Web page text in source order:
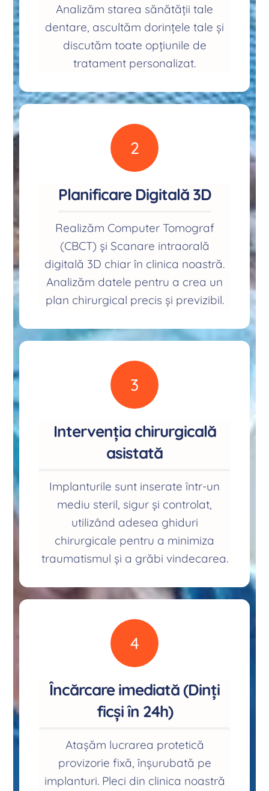
Analizăm starea sănătății tale
dentare, ascultăm dorințele tale și
discutăm toate opțiunile de
tratament personalizat.
2
Planificare Digitală 3D
Realizăm Computer Tomograf
(CBCT) și Scanare intraorală
digitală 3D chiar în clinica noastră.
Analizăm datele pentru a crea un
plan chirurgical precis și previzibil.
3
Intervenția chirurgicală
asistată
Implanturile sunt inserate într-un
mediu steril, sigur și controlat,
utilizând adesea ghiduri
chirurgicale pentru a minimiza
traumatismul și a grăbi vindecarea.
4
Încărcare imediată (Dinți
ficși în 24h)
Atașăm lucrarea protetică
provizorie fixă, înșurubată pe
implanturi. Pleci din clinica noastră